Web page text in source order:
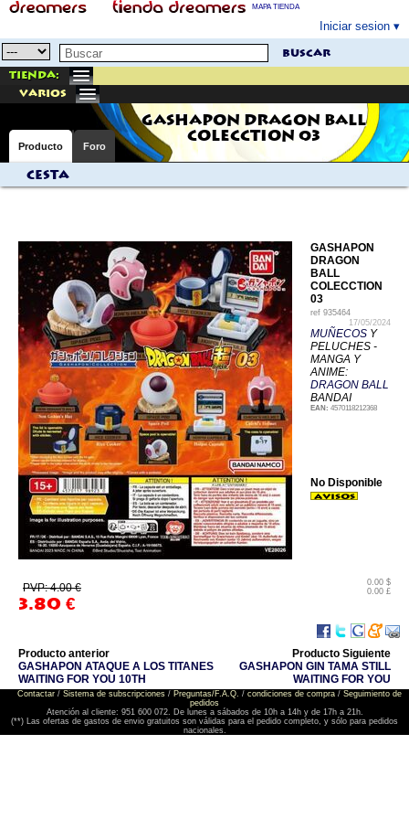
MAPA TIENDA
Iniciar sesion
buscar
Tienda:
varios
GASHAPON DRAGON BALL
COLECCTION 03
Producto Foro
Cesta
GASHAPON
DRAGON
BALL
COLECCTION
03
ref 935464
17/05/2024
MUÑECOS Y
PELUCHES -
MANGA Y
ANIME:
DRAGON BALL
BANDAI
EAN: 4570118212368
PVP: 4.00 €
3.80 €
0.00 $
0.00 £
No Disponible
Producto anterior
GASHAPON ATAQUE A LOS TITANES
WAITING FOR YOU 10TH
Producto Siguiente
GASHAPON GIN TAMA STILL
WAITING FOR YOU
Contactar/ Sistema de subscripciones/ Preguntas/F.A.Q. / condiciones de compra/ Seguimiento de
pedidos
Atención al cliente: 951 600 072. De lunes a sábados de 10h a 14h y de 17h a 21h.
(**) Las ofertas de gastos de envio gratuitos son válidas para el pedido completo, y sólo para pedidos
nacionales.